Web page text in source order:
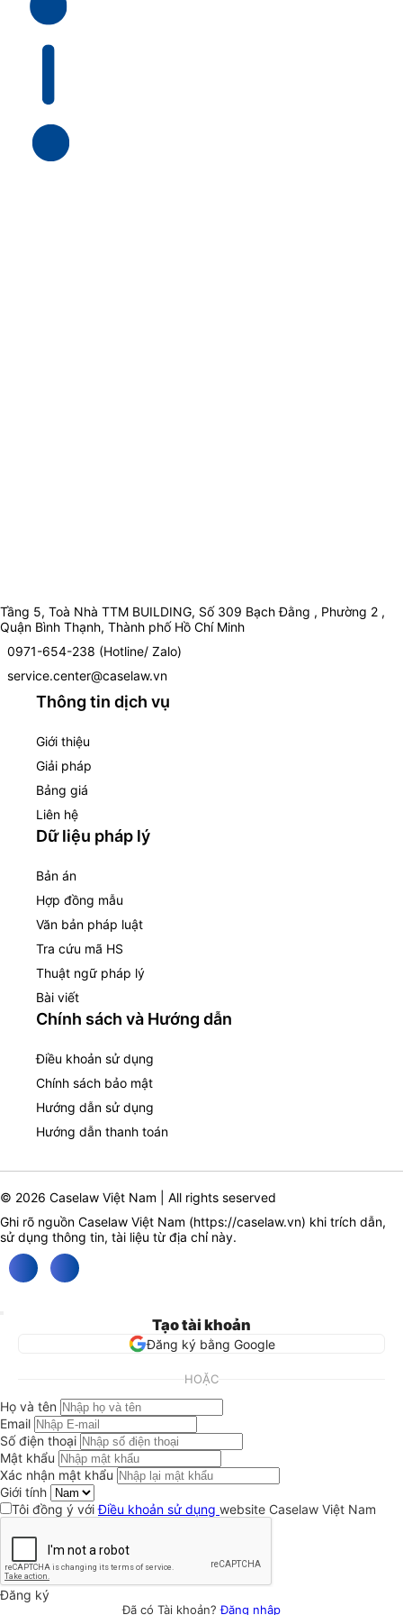
Tầng 5, Toà Nhà TTM BUILDING, Số 309 Bạch Đằng , Phường 2 ,
Quận Bình Thạnh, Thành phố Hồ Chí Minh
0971-654-238 (Hotline/ Zalo)
service.center@caselaw.vn
Thông tin dịch vụ
Giới thiệu
Giải pháp
Bảng giá
Liên hệ
Dữ liệu pháp lý
Bản án
Hợp đồng mẫu
Văn bản pháp luật
Tra cứu mã HS
Thuật ngữ pháp lý
Bài viết
Chính sách và Hướng dẫn
Điều khoản sử dụng
Chính sách bảo mật
Hướng dẫn sử dụng
Hướng dẫn thanh toán
© 2026 Caselaw Việt Nam | All rights seserved
Ghi rõ nguồn Caselaw Việt Nam (https://caselaw.vn) khi trích dẫn,
sử dụng thông tin, tài liệu từ địa chỉ này.
Tạo tài khoản
Đăng ký bằng Google
HOẶC
Họ và tên
Email
Số điện thoại
Mật khẩu
Xác nhận mật khẩu
Giới tính
Tôi đồng ý vớiĐiều khoản sử dụng website Caselaw Việt Nam
Đăng ký
Đã có Tài khoản?Đăng nhập